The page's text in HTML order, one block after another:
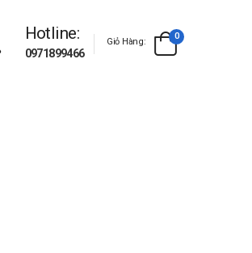
Hotline:
0971899466
Giỏ Hàng:
0